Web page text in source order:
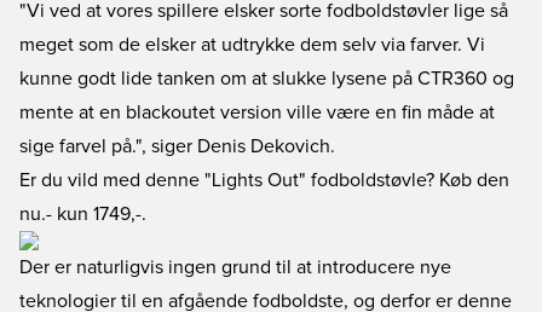
"Vi ved at vores spillere elsker sorte fodboldstøvler lige så
meget som de elsker at udtrykke dem selv via farver. Vi
kunne godt lide tanken om at slukke lysene på CTR360 og
mente at en blackoutet version ville være en fin måde at
sige farvel på.", siger Denis Dekovich.
Er du vild med denne "Lights Out" fodboldstøvle? Køb den
nu.- kun 1749,-.
Der er naturligvis ingen grund til at introducere nye
teknologier til en afgående fodboldste, og derfor er denne